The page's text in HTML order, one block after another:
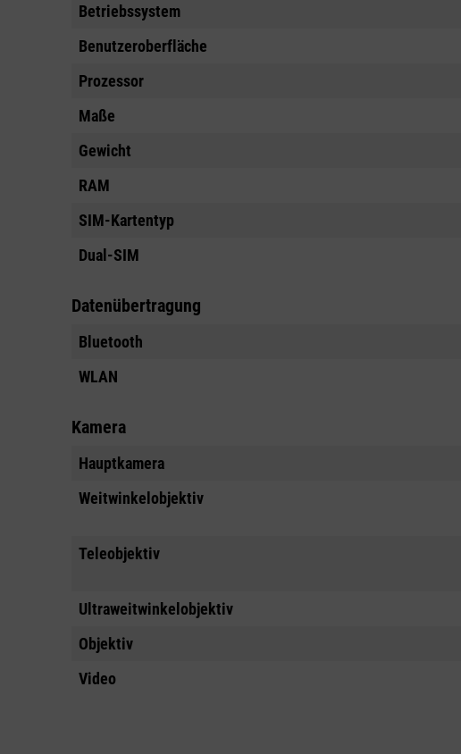
Betriebssystem
Benutzeroberfläche
Prozessor
Maße
Gewicht
RAM
SIM-Kartentyp
Dual-SIM
Datenübertragung
Bluetooth
WLAN
Kamera
Hauptkamera
Weitwinkelobjektiv
Teleobjektiv
Ultraweitwinkelobjektiv
Objektiv
Video